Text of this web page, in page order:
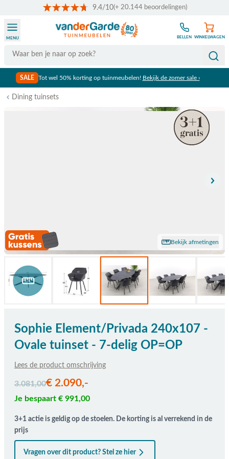
9.4/10(+ 20.144 beoordelingen)
Search
MENU BELLEN WINKELWAGEN
SALE Tot wel 50% korting op tuinmeubelen! Bekijk de zomer sale ›
Dining tuinsets
Bekijk afmetingen
Sophie Element/Privada 240x107 -
Ovale tuinset - 7-delig OP=OP
Lees de product omschrijving
3.081,00€ 2.090,-
Je bespaart € 991,00
3+1 actie is geldig op de stoelen. De korting is al verrekend in de
prijs
Vragen over dit product? Stel ze hier